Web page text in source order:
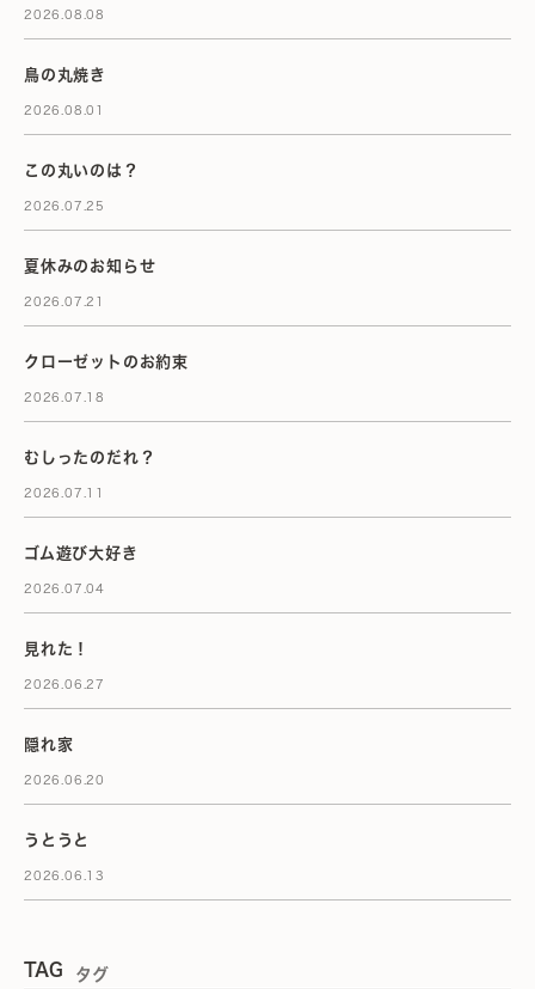
2026.08.08
鳥の丸焼き
2026.08.01
この丸いのは？
2026.07.25
夏休みのお知らせ
2026.07.21
クローゼットのお約束
2026.07.18
むしったのだれ？
2026.07.11
ゴム遊び大好き
2026.07.04
見れた！
2026.06.27
隠れ家
2026.06.20
うとうと
2026.06.13
TAG タグ